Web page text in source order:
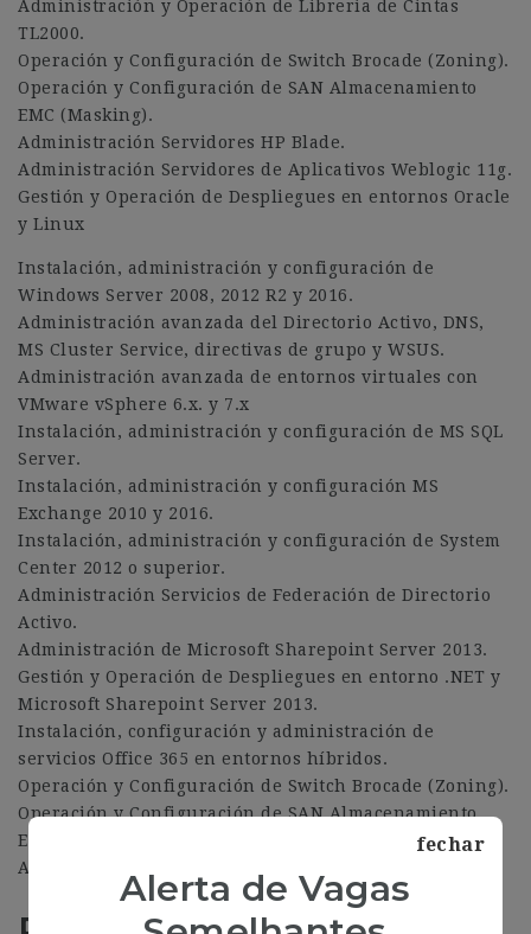
Administración y Operación de Libreria de Cintas
TL2000.
Operación y Configuración de Switch Brocade (Zoning).
Operación y Configuración de SAN Almacenamiento
EMC (Masking).
Administración Servidores HP Blade.
Administración Servidores de Aplicativos Weblogic 11g.
Gestión y Operación de Despliegues en entornos Oracle
y Linux
Instalación, administración y configuración de
Windows Server 2008, 2012 R2 y 2016.
Administración avanzada del Directorio Activo, DNS,
MS Cluster Service, directivas de grupo y WSUS.
Administración avanzada de entornos virtuales con
VMware vSphere 6.x. y 7.x
Instalación, administración y configuración de MS SQL
Server.
Instalación, administración y configuración MS
Exchange 2010 y 2016.
Instalación, administración y configuración de System
Center 2012 o superior.
Administración Servicios de Federación de Directorio
Activo.
Administración de Microsoft Sharepoint Server 2013.
Gestión y Operación de Despliegues en entorno .NET y
Microsoft Sharepoint Server 2013.
Instalación, configuración y administración de
servicios Office 365 en entornos híbridos.
Operación y Configuración de Switch Brocade (Zoning).
Operación y Configuración de SAN Almacenamiento
EMC (Masking)
Administración Servidores HP y DELL.
fechar
Alerta de Vagas